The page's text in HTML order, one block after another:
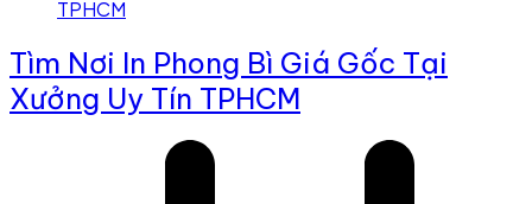
Tìm Nơi In Phong Bì Giá Gốc Tại
Xưởng Uy Tín TPHCM